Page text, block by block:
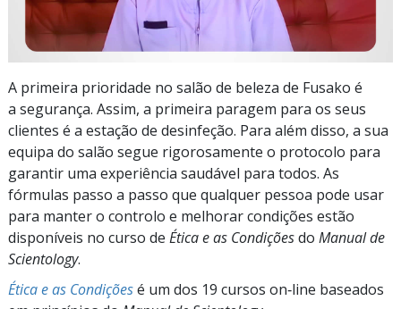
A primeira prioridade no salão de beleza de Fusako é
a segurança. Assim, a primeira paragem para os seus
clientes é a estação de desinfeção. Para além disso, a sua
equipa do salão segue rigorosamente o protocolo para
garantir uma experiência saudável para todos. As
fórmulas passo a passo que qualquer pessoa pode usar
para manter o controlo e melhorar condições estão
disponíveis no curso de Ética e as Condiçõesdo Manual de
Scientology.
Ética e as Condiçõesé um dos 19 cursos on‑line baseados